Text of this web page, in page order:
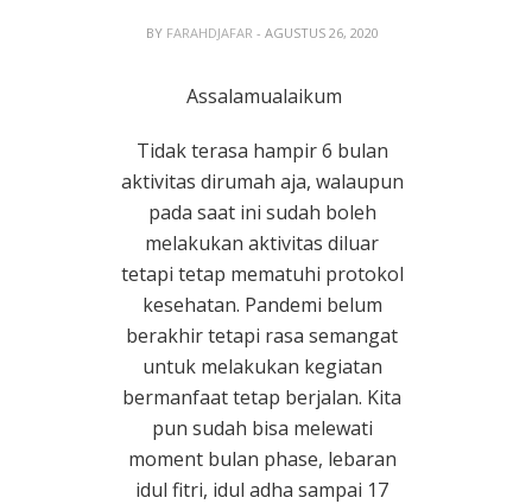
BY FARAHDJAFAR - AGUSTUS 26, 2020
Assalamualaikum
Tidak terasa hampir 6 bulan
aktivitas dirumah aja, walaupun
pada saat ini sudah boleh
melakukan aktivitas diluar
tetapi tetap mematuhi protokol
kesehatan. Pandemi belum
berakhir tetapi rasa semangat
untuk melakukan kegiatan
bermanfaat tetap berjalan. Kita
pun sudah bisa melewati
moment bulan phase, lebaran
idul fitri, idul adha sampai 17